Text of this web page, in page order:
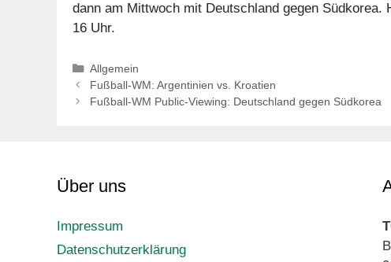
dann am Mittwoch mit Deutschland gegen
16 Uhr.
Kategorien
Allgemein
Fußball-WM: Argentinien vs. Kroatien
Fußball-WM Public-Viewing: Deutschland gegen Südkorea
Über uns
Impressum
Datenschutzerklärung